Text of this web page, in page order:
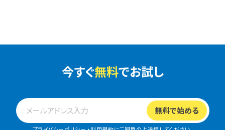
今すぐ無料でお試し